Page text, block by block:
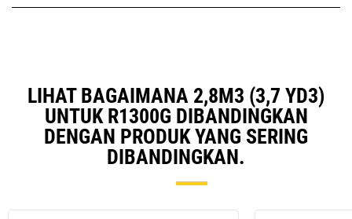
LIHAT BAGAIMANA 2,8M3 (3,7 YD3)
UNTUK R1300G DIBANDINGKAN
DENGAN PRODUK YANG SERING
DIBANDINGKAN.